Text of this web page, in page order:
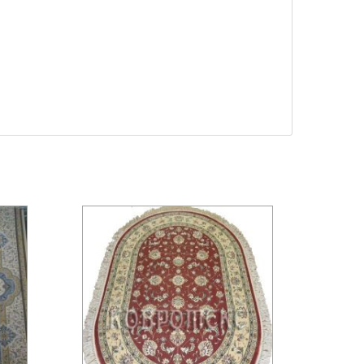
10 000 ₽ КУПИТЬ
12 000 ₽ КУПИТЬ
12 500 ₽ КУПИТЬ
15 000 ₽ КУПИТЬ